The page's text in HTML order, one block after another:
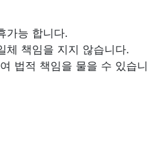
가능 합니다.
체 책임을 지지 않습니다.
법적 책임을 물을 수 있습